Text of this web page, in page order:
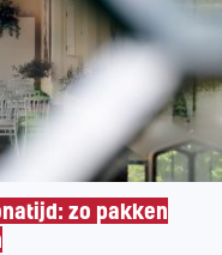
zo pakken